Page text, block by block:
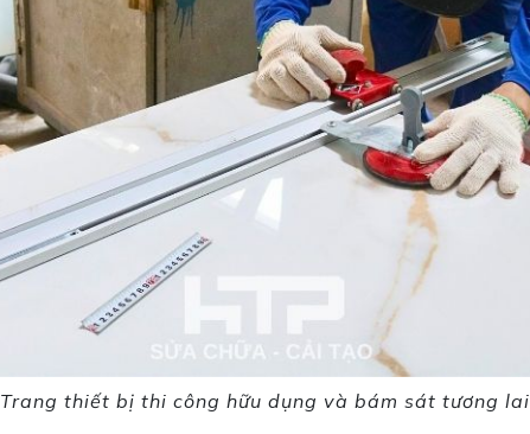
Trang thiết bị thi công hữu dụng và bám sát tương lai